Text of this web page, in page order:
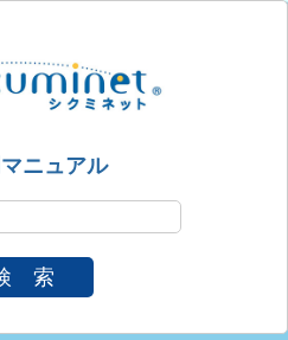
ニュアル
索